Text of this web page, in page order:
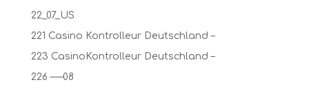
22_07_US
221 Casino Kontrolleur Deutschland –
223 CasinoKontrolleur Deutschland –
226 —–08